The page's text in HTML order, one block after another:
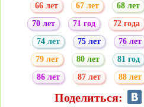
66 лет
67 лет 68 лет
70 лет
71 год 72 года
74 лет
75 лет 76 лет
79 лет
80 лет 81 год
86 лет
87 лет 88 лет
Поделиться: